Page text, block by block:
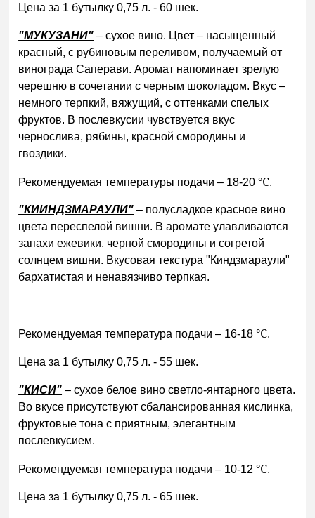
Цена за 1 бутылку 0,75 л. - 60 шек.
"МУКУЗАНИ" – сухое вино. Цвет – насыщенный
красный, с рубиновым переливом, получаемый от
винограда Саперави. Аромат напоминает зрелую
черешню в сочетании с черным шоколадом. Вкус –
немного терпкий, вяжущий, с оттенками спелых
фруктов. В послевкусии чувствуется вкус
чернослива, рябины, красной смородины и
гвоздики.
Рекомендуемая температуры подачи – 18-20℃.
"КИИНДЗМАРАУЛИ" – полусладкое красное вино
цвета переспелой вишни. В аромате улавливаются
запахи ежевики, черной смородины и согретой
солнцем вишни. Вкусовая текстура "Киндзмараули"
бархатистая и ненавязчиво терпкая.
Рекомендуемая температура подачи – 16-18℃.
Цена за 1 бутылку 0,75 л. - 55 шек.
"КИСИ" – сухое белое вино светло-янтарного цвета.
Во вкусе присутствуют сбалансированная кислинка,
фруктовые тона с приятным, элегантным
послевкусием.
Рекомендуемая температура подачи – 10-12℃.
Цена за 1 бутылку 0,75 л. - 65 шек.